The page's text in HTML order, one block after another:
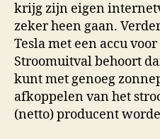
krijg zijn eigen
zeker heen gaan.
Tesla met een accu
Stroomuitval behoort
kunt met genoeg
afkoppelen van het
(netto) producent